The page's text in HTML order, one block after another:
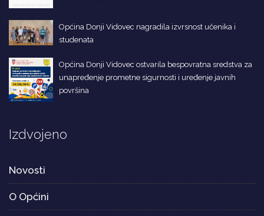
Općina Donji Vidovec nagradila izvrsnost učenika i
studenata
Općina Donji Vidovec ostvarila bespovratna sredstva za
unapređenje prometne sigurnosti i uređenje javnih
površina
Izdvojeno
Novosti
O Općini